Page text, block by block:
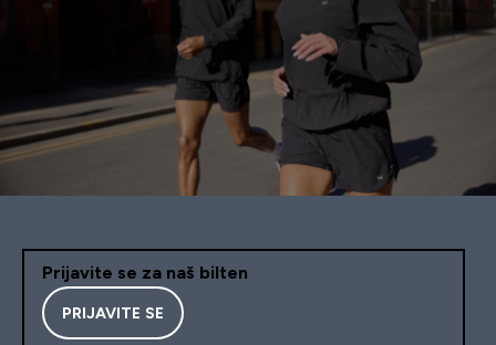
Prijavite se za naš bilten
PRIJAVITE SE